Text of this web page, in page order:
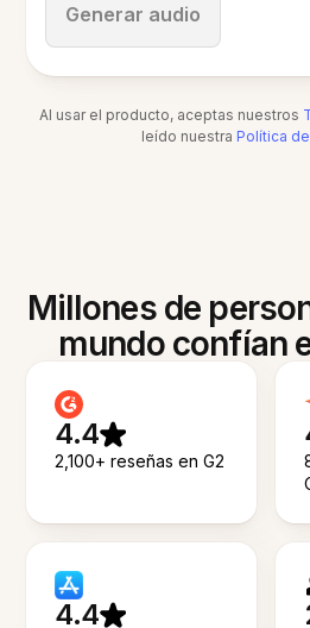
Generar audio
Detener
Al usar el producto, aceptas nuestros
leído nuestra Política
Millones de
mundo confían
4.4
2,100+ reseñas en G2
4.4